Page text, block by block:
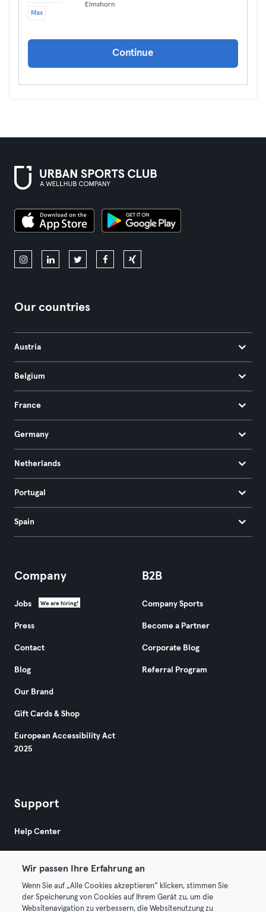
Max
Elmshorn
Continue
Our countries
Austria
Belgium
France
Germany
Netherlands
Portugal
Spain
Company
Jobs We are hiring!
Press
Contact
Blog
Our Brand
Gift Cards & Shop
European Accessibility Act
2025
B2B
Company Sports
Become a Partner
Corporate Blog
Referral Program
Support
Help Center
Wir passen Ihre Erfahrung an
Wenn Sie auf „Alle Cookies akzeptieren“ klicken, stimmen Sie
der Speicherung von Cookies auf Ihrem Gerät zu, um die
Websitenavigation zu verbessern, die Websitenutzung zu